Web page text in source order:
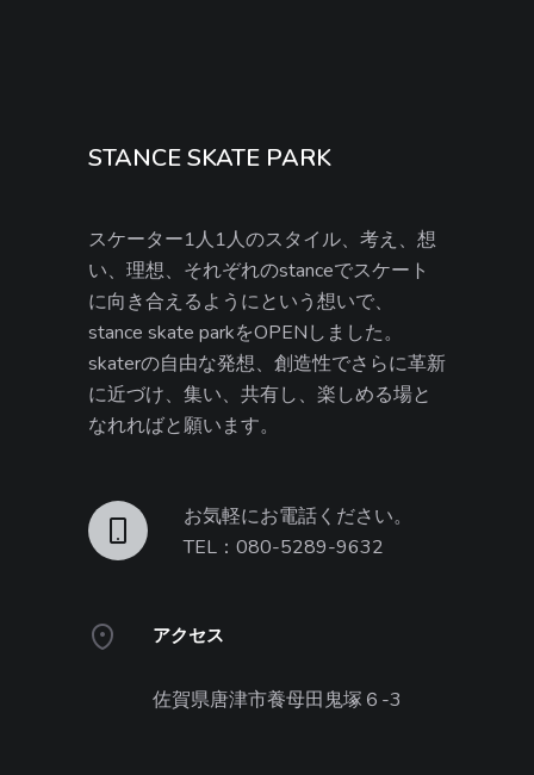
STANCE SKATE PARK
スケーター1人1人のスタイル、考え、想
い、理想、それぞれのstanceでスケート
に向き合えるようにという想いで、
stance skate parkをOPENしました。
skaterの自由な発想、創造性でさらに革新
に近づけ、集い、共有し、楽しめる場と
なれればと願います。
お気軽にお電話ください。
TEL：080-5289-9632
アクセス
佐賀県唐津市養母田鬼塚６-3